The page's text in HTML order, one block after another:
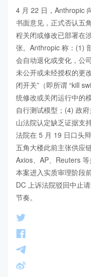
4 月 22 日，Anthropic
书面意见，正式否认五
程关闭或修改已部署在
张。Anthropic 称：(1)
会自动退化或变化，公
未公开或未经授权的更
闭开关”（即所谓 “kill
统修改或关闭运行中的
自行测试模型；(4) 政
山法院认定缺乏证据支
法院在 5 月 19 日口头
五角大楼此前主张供应
Axios、AP、Reuters
本案进入实质审理阶段
DC 上诉法院驳回中止
节奏。